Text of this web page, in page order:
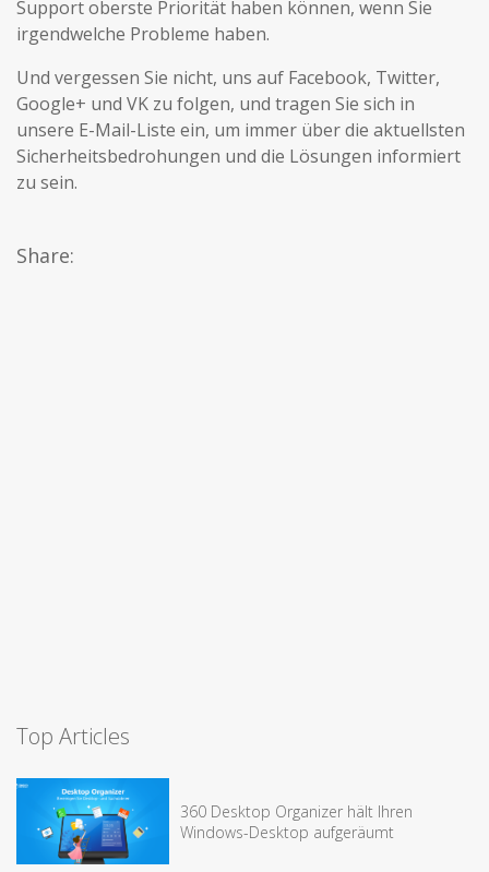
Support oberste Priorität haben können, wenn Sie
irgendwelche Probleme haben.
Und vergessen Sie nicht, uns auf Facebook, Twitter,
Google+ und VK zu folgen, und tragen Sie sich in
unsere E-Mail-Liste ein, um immer über die aktuellsten
Sicherheitsbedrohungen und die Lösungen informiert
zu sein.
Share:
Top Articles
360 Desktop Organizer hält Ihren
Windows-Desktop aufgeräumt